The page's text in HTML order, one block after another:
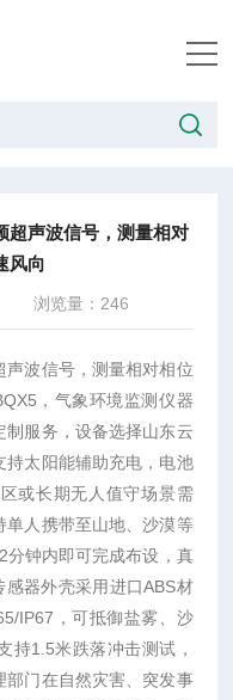
声波信号，测量相对
风向
浏览量：246
波信号，测量相对相位
，气象环境监测仪器
服务，设备选择山东云
持太阳能辅助充电，电池
或长期无人值守场景需
单人携带至山地、沙漠等
分钟内即可完成布设，真
器外壳采用进口ABS材
IP67，可抵御盐雾、沙
持1.5米跌落冲击测试，
部门在自然灾害、突发事